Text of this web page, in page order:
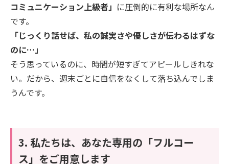
コミュニケーション上級者」 に圧倒的に有利な場所なん
です。
​「じっくり話せば、私の誠実さや優しさが伝わるはずな
のに…」
そう思っているのに、時間が短すぎてアピールしきれな
い。だから、週末ごとに自信をなくして落ち込んでしま
うんです。
​3. 私たちは、あなた専用の「フルコー
ス」をご用意します